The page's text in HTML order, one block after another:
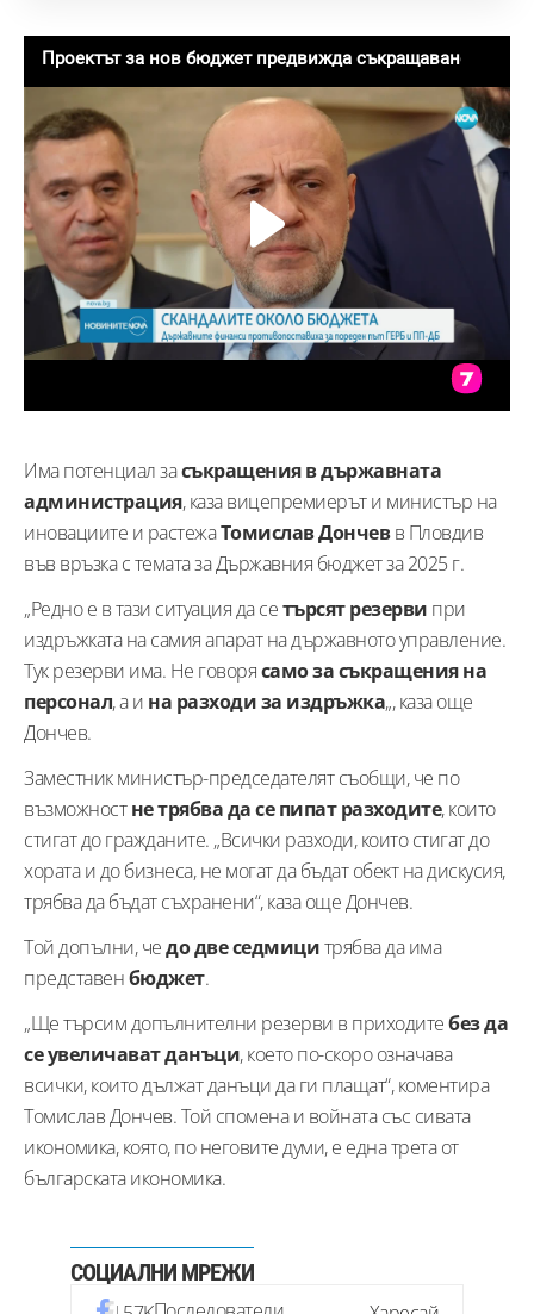
Има потенциал засъкращения в държавната
администрация, каза вицепремиерът и министър на
иновациите и растежаТомислав Дончевв Пловдив
във връзка с темата за Държавния бюджет за 2025 г.
„Редно е в тази ситуация да сетърсят резерви при
издръжката на самия апарат на държавното управление.
Тук резерви има. Не говорясамо за съкращения на
персонал, а и на разходи за издръжка„, каза още
Дончев.
Заместник министър-председателят съобщи, че по
възможностне трябва да се пипат разходите, които
стигат до гражданите. „Всички разходи, които стигат до
хората и до бизнеса, не могат да бъдат обект на дискусия,
трябва да бъдат съхранени“, каза още Дончев.
Той допълни, чедо две седмицитрябва да има
представенбюджет.
„Ще търсим допълнителни резерви в приходитебез да
се увеличават данъци, което по-скоро означава
всички, които дължат данъци да ги плащат“, коментира
Томислав Дончев. Той спомена и войната със сивата
икономика, която, по неговите думи, е една трета от
българската икономика.
СОЦИАЛНИ МРЕЖИ